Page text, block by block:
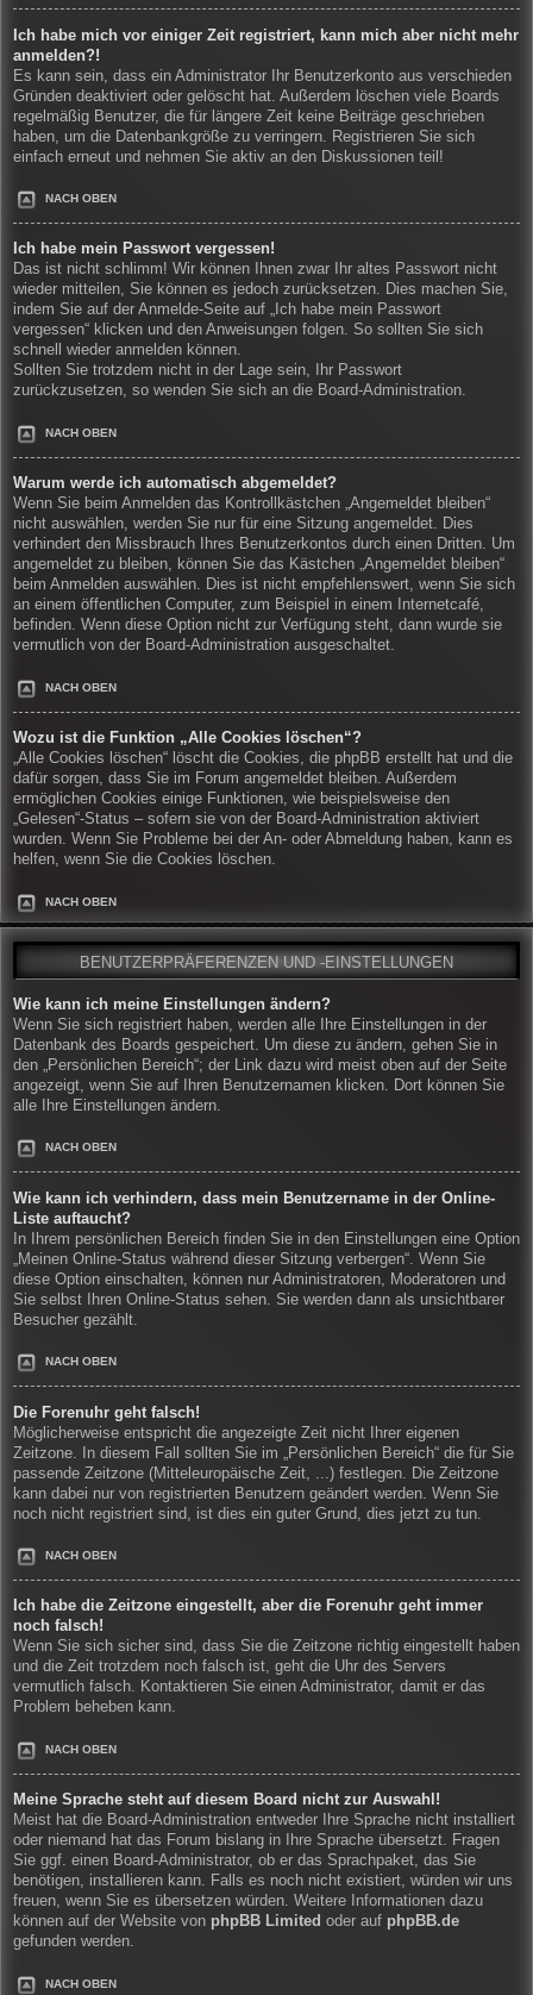
Ich habe mich vor einiger Zeit registriert, kann mich aber nicht mehr
anmelden?!
Es kann sein, dass ein Administrator Ihr Benutzerkonto aus verschieden
Gründen deaktiviert oder gelöscht hat. Außerdem löschen viele Boards
regelmäßig Benutzer, die für längere Zeit keine Beiträge geschrieben
haben, um die Datenbankgröße zu verringern. Registrieren Sie sich
einfach erneut und nehmen Sie aktiv an den Diskussionen teil!
NACH OBEN
Ich habe mein Passwort vergessen!
Das ist nicht schlimm! Wir können Ihnen zwar Ihr altes Passwort nicht
wieder mitteilen, Sie können es jedoch zurücksetzen. Dies machen Sie,
indem Sie auf der Anmelde-Seite auf „Ich habe mein Passwort
vergessen“ klicken und den Anweisungen folgen. So sollten Sie sich
schnell wieder anmelden können.
Sollten Sie trotzdem nicht in der Lage sein, Ihr Passwort
zurückzusetzen, so wenden Sie sich an die Board-Administration.
NACH OBEN
Warum werde ich automatisch abgemeldet?
Wenn Sie beim Anmelden das Kontrollkästchen „Angemeldet bleiben“
nicht auswählen, werden Sie nur für eine Sitzung angemeldet. Dies
verhindert den Missbrauch Ihres Benutzerkontos durch einen Dritten. Um
angemeldet zu bleiben, können Sie das Kästchen „Angemeldet bleiben“
beim Anmelden auswählen. Dies ist nicht empfehlenswert, wenn Sie sich
an einem öffentlichen Computer, zum Beispiel in einem Internetcafé,
befinden. Wenn diese Option nicht zur Verfügung steht, dann wurde sie
vermutlich von der Board-Administration ausgeschaltet.
NACH OBEN
Wozu ist die Funktion „Alle Cookies löschen“?
„Alle Cookies löschen“ löscht die Cookies, die phpBB erstellt hat und die
dafür sorgen, dass Sie im Forum angemeldet bleiben. Außerdem
ermöglichen Cookies einige Funktionen, wie beispielsweise den
„Gelesen“-Status – sofern sie von der Board-Administration aktiviert
wurden. Wenn Sie Probleme bei der An- oder Abmeldung haben, kann es
helfen, wenn Sie die Cookies löschen.
NACH OBEN
BENUTZERPRÄFERENZEN UND -EINSTELLUNGEN
Wie kann ich meine Einstellungen ändern?
Wenn Sie sich registriert haben, werden alle Ihre Einstellungen in der
Datenbank des Boards gespeichert. Um diese zu ändern, gehen Sie in
den „Persönlichen Bereich“; der Link dazu wird meist oben auf der Seite
angezeigt, wenn Sie auf Ihren Benutzernamen klicken. Dort können Sie
alle Ihre Einstellungen ändern.
NACH OBEN
Wie kann ich verhindern, dass mein Benutzername in der Online-
Liste auftaucht?
In Ihrem persönlichen Bereich finden Sie in den Einstellungen eine Option
„Meinen Online-Status während dieser Sitzung verbergen“. Wenn Sie
diese Option einschalten, können nur Administratoren, Moderatoren und
Sie selbst Ihren Online-Status sehen. Sie werden dann als unsichtbarer
Besucher gezählt.
NACH OBEN
Die Forenuhr geht falsch!
Möglicherweise entspricht die angezeigte Zeit nicht Ihrer eigenen
Zeitzone. In diesem Fall sollten Sie im „Persönlichen Bereich“ die für Sie
passende Zeitzone (Mitteleuropäische Zeit, ...) festlegen. Die Zeitzone
kann dabei nur von registrierten Benutzern geändert werden. Wenn Sie
noch nicht registriert sind, ist dies ein guter Grund, dies jetzt zu tun.
NACH OBEN
Ich habe die Zeitzone eingestellt, aber die Forenuhr geht immer
noch falsch!
Wenn Sie sich sicher sind, dass Sie die Zeitzone richtig eingestellt haben
und die Zeit trotzdem noch falsch ist, geht die Uhr des Servers
vermutlich falsch. Kontaktieren Sie einen Administrator, damit er das
Problem beheben kann.
NACH OBEN
Meine Sprache steht auf diesem Board nicht zur Auswahl!
Meist hat die Board-Administration entweder Ihre Sprache nicht installiert
oder niemand hat das Forum bislang in Ihre Sprache übersetzt. Fragen
Sie ggf. einen Board-Administrator, ob er das Sprachpaket, das Sie
benötigen, installieren kann. Falls es noch nicht existiert, würden wir uns
freuen, wenn Sie es übersetzen würden. Weitere Informationen dazu
können auf der Website von phpBB Limited oder auf phpBB.de
gefunden werden.
NACH OBEN